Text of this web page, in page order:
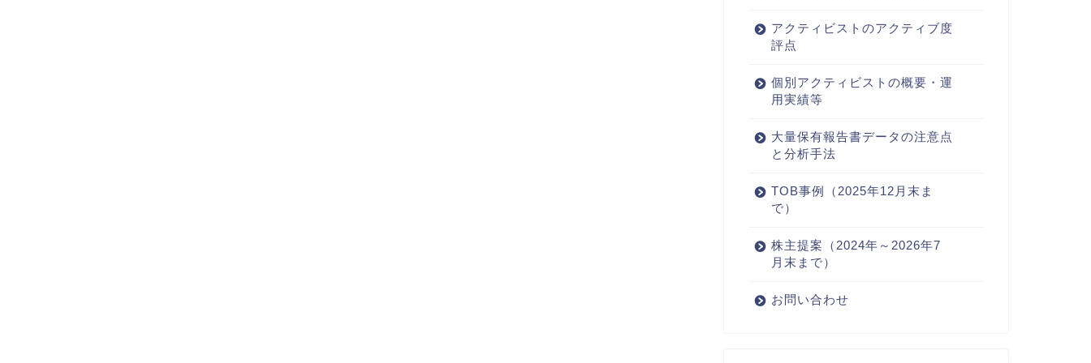
アクティビストのアクティブ度
評点
個別アクティビストの概要・運
用実績等
大量保有報告書データの注意点
と分析手法
TOB事例（2025年12月末ま
で）
株主提案（2024年～2026年7
月末まで）
お問い合わせ